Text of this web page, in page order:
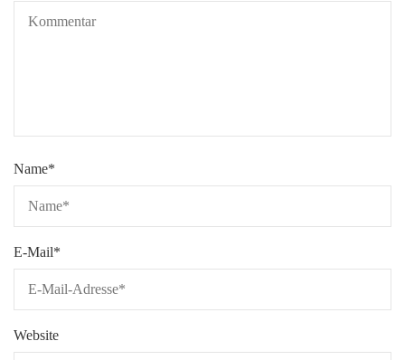
Name*
E-Mail*
Website